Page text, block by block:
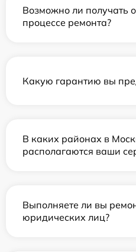
Возможно ли получать
процессе ремонта?
Какую гарантию вы
В каких районах в
располагаются ваши
Выполняете ли вы
юридических лиц?